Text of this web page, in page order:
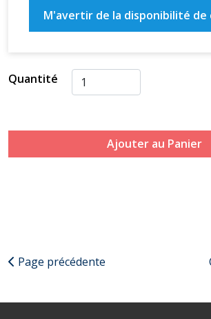
M'avertir de la disponibilité de
Quantité
Ajouter au Panier
Page précédente